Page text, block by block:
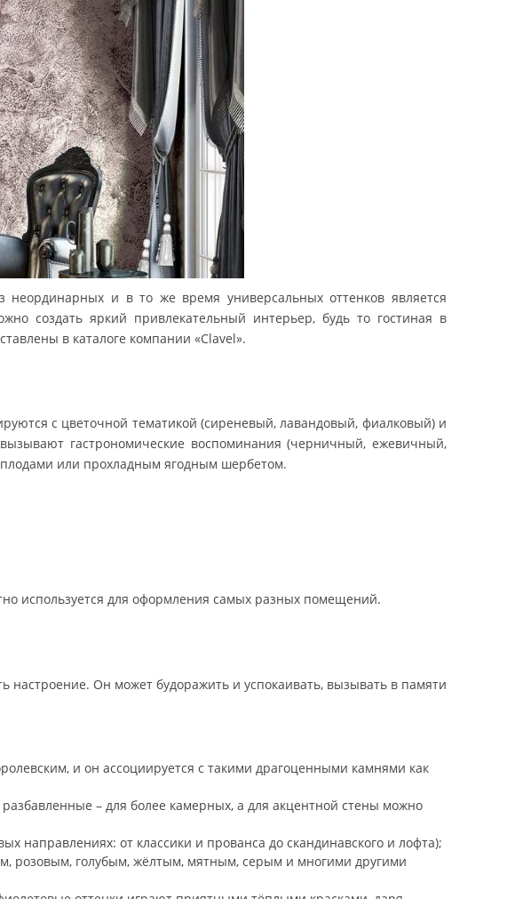
и в то же время универсальных оттенков является
создать яркий привлекательный интерьер, будь то гостиная в
в каталоге компании «Clavel».
с цветочной тематикой (сиреневый, лавандовый, фиалковый) и
гастрономические воспоминания (черничный, ежевичный,
или прохладным ягодным шербетом.
используется для оформления самых разных помещений.
настроение. Он может будоражить и успокаивать, вызывать в памяти
и он ассоциируется с такими драгоценными камнями как
– для более камерных, а для акцентной стены можно
направлениях: от классики и прованса до скандинавского и лофта);
розовым, голубым, жёлтым, мятным, серым и многими другими